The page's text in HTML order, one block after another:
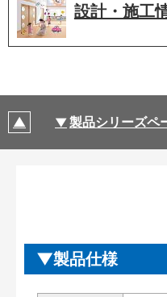
設計・施工
製品シリーズペ
製品仕様